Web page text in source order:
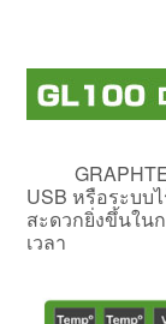
USB หรือระบบ
สะดวกยิ่งขึ้นใน
เวลา